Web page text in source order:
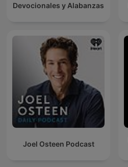
Devocionales y Alabanzas
Joel Osteen Podcast